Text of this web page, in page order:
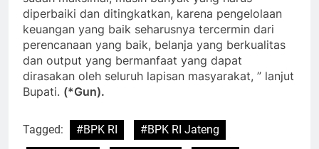
diperbaiki dan ditingkatkan, karena pengelolaan
keuangan yang baik seharusnya tercermin dari
perencanaan yang baik, belanja yang berkualitas
dan output yang bermanfaat yang dapat
dirasakan oleh seluruh lapisan masyarakat, ” lanjut
Bupati. (*Gun).
Tagged: #BPK RI
#BPK RI Jateng